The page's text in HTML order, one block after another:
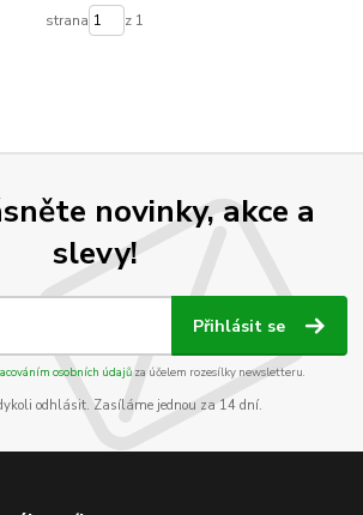
strana z 1
novinky, akce a
slevy!
Přihlásit se
osobních údajůza účelem rozesílky newsletteru.
odhlásit. Zasíláme jednou za 14 dní.